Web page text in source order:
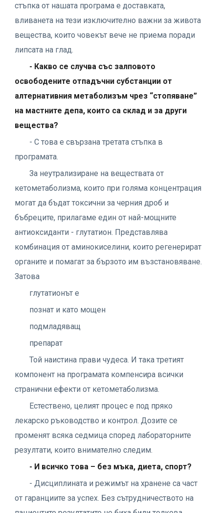
стъпка от нашата програма е доставката,
вливанета на тези изключително важни за живота
вещества, които човекът вече не приема поради
липсата на глад.
- Какво се случва със залповото
освободените отпадъчни субстанции от
алтернативния метаболизъм чрез “стопяване”
на мастните депа, които са склад и за други
вещества?
- С това е свързана третата стъпка в
програмата.
За неутрализиране на веществата от
кетометаболизма, които при голяма концентрация
могат да бъдат токсични за черния дроб и
бъбреците, прилагаме един от най-мощните
антиоксиданти - глутатион. Представлява
комбинация от аминокиселини, които регенерират
органите и помагат за бързото им възстановяване.
Затова
глутатионът е
познат и като мощен
подмладяващ
препарат
Той наистина прави чудеса. И така третият
компонент на програмата компенсира всички
странични ефекти от кетометаболизма.
Естествено, целият процес е под пряко
лекарско ръководство и контрол. Дозите се
променят всяка седмица според лабораторните
резултати, които внимателно следим.
- И всичко това – без мъка, диета, спорт?
- Дисциплината и режимът на хранене са част
от гаранциите за успех. Без сътрудничеството на